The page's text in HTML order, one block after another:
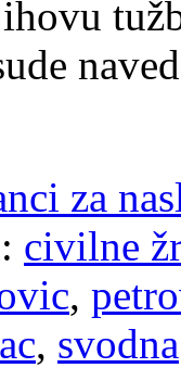
za
civilne
,
, svodna